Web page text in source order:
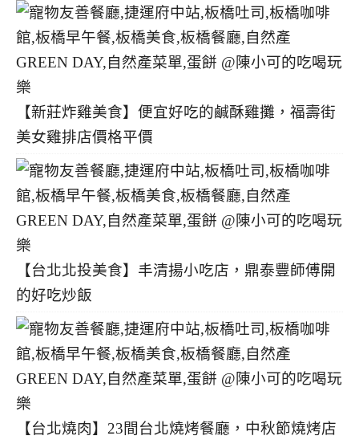
【新莊炸雞美食】便宜好吃的鹹酥雞攤，福壽街
美女雞排店價格平價
【台北北投美食】丰清揚小吃店，鼎泰豐師傅開
的好吃炒飯
【台北燒肉】23間台北燒烤餐廳，中秋節燒烤店